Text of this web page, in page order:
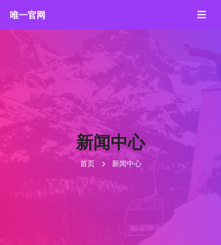
新闻中心
首页 新闻中心